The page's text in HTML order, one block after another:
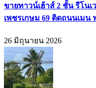
ขายทาวน์เฮ้าส์ 2 ชั้น รีโน
เพชรเกษม 69 ติดถนนเมน
26 มิถุนายน 2026